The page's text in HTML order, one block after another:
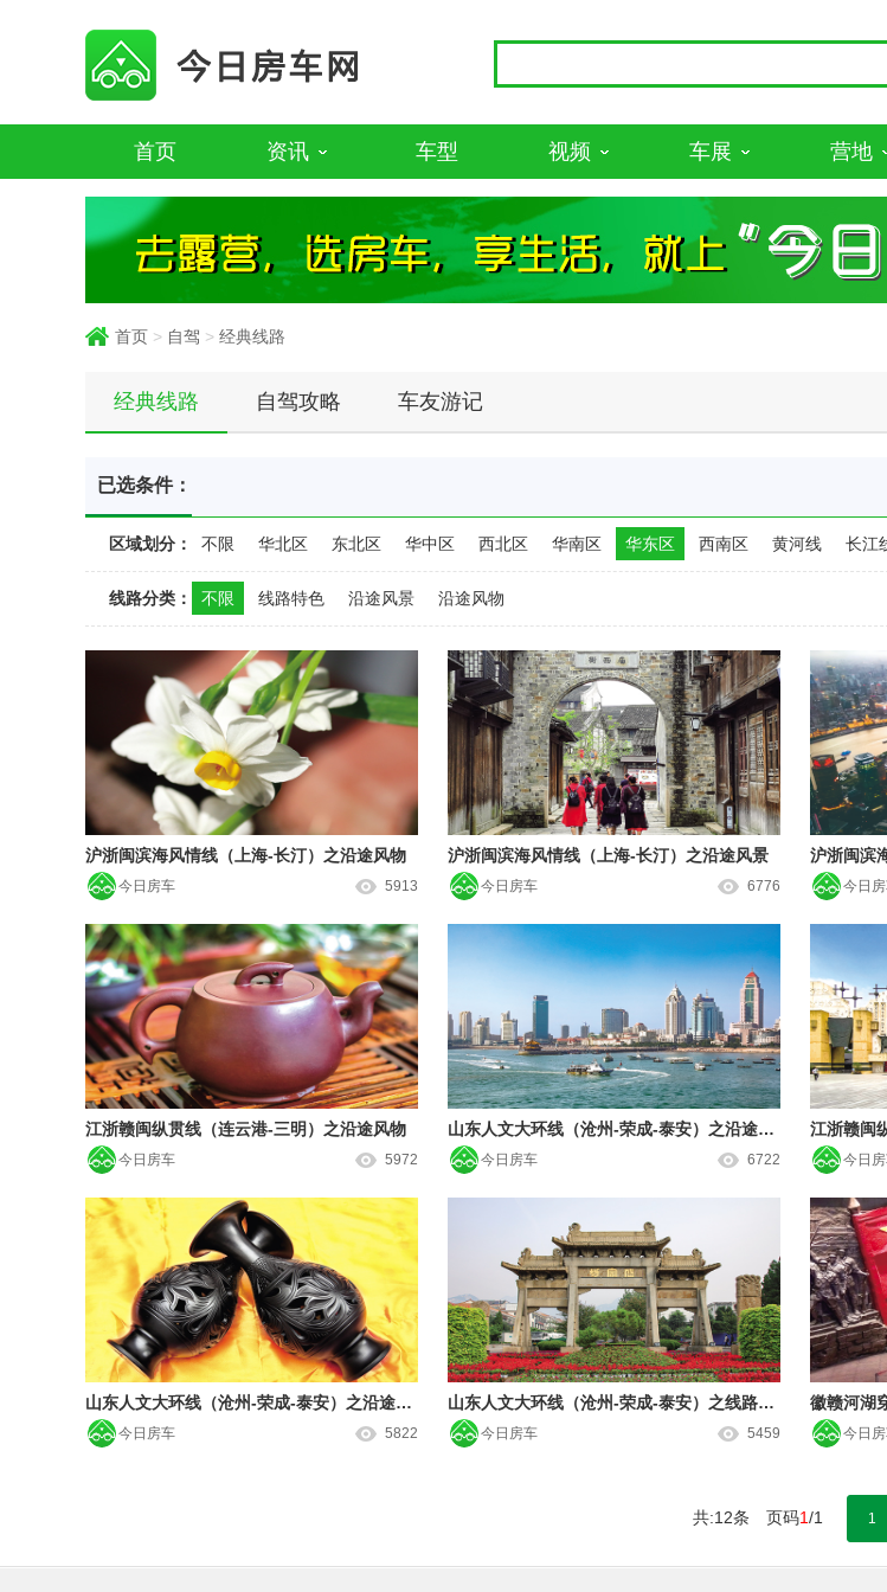
首页 资讯 车型 视频 车展 营地
首页 > 自驾 > 经典线路
经典线路 自驾攻略 车友游记
已选条件：
区域划分： 不限 华北区 东北区 华中区 西北区 华南区 华东区 西南区 黄河线 长江
线路分类： 不限 线路特色 沿途风景 沿途风物
沪浙闽滨海风情线（上海-长汀）之沿途风物
今日房车 5913
沪浙闽滨海风情线（上海-长汀）之沿途风景
今日房车 6776
沪浙闽滨
今日
江浙赣闽纵贯线（连云港-三明）之沿途风物
今日房车 5972
山东人文大环线（沧州-荣成-泰安）之沿途风景
今日房车 6722
江浙赣闽
今日
山东人文大环线（沧州-荣成-泰安）之沿途风物
今日房车 5822
山东人文大环线（沧州-荣成-泰安）之线路特色
今日房车 5459
徽赣河湖
今日
共:12条 页码1/1 1